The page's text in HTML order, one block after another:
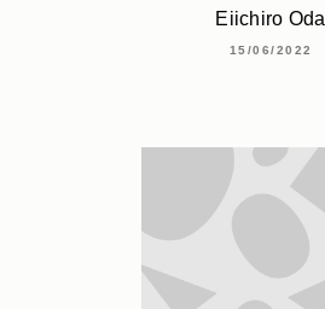
Eiichiro Oda
15/06/2022